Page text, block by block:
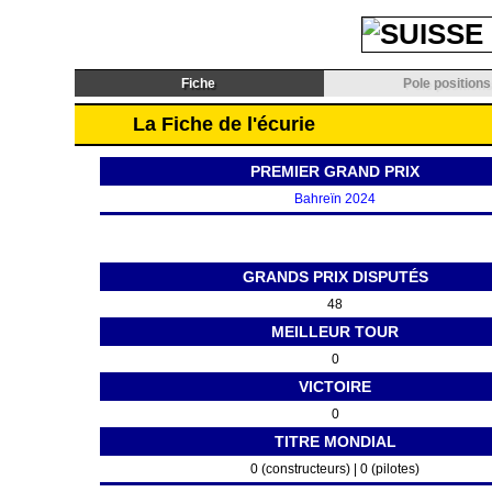
Fiche Pole positions
La Fiche de l'écurie
PREMIER GRAND PRIX
Bahreïn 2024
GRANDS PRIX DISPUTÉS
48
MEILLEUR TOUR
0
VICTOIRE
0
TITRE MONDIAL
0 (constructeurs) | 0 (pilotes)